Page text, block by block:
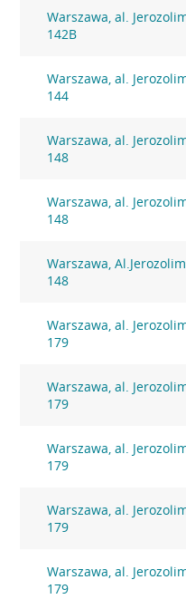
Warszawa, al.
142B
Warszawa, al.
144
Warszawa, al.
148
Warszawa, al.
148
Warszawa,
148
Warszawa, al.
179
Warszawa, al.
179
Warszawa, al.
179
Warszawa, al.
179
Warszawa, al.
179